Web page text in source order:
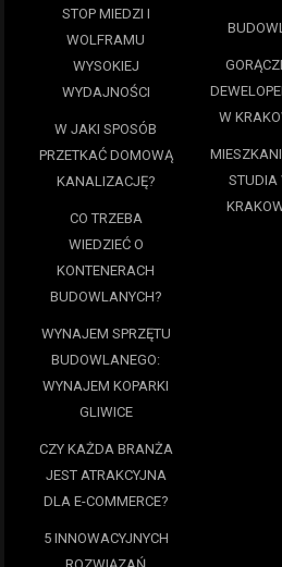
STOP MIEDZI I
WOLFRAMU
WYSOKIEJ
WYDAJNOŚCI
W JAKI SPOSÓB
PRZETKAĆ DOMOWĄ
KANALIZACJĘ?
CO TRZEBA
WIEDZIEĆ O
KONTENERACH
BUDOWLANYCH?
WYNAJEM SPRZĘTU
BUDOWLANEGO:
WYNAJEM KOPARKI
GLIWICE
CZY KAŻDA BRANŻA
JEST ATRAKCYJNA
DLA E-COMMERCE?
5 INNOWACYJNYCH
W
STUDIA